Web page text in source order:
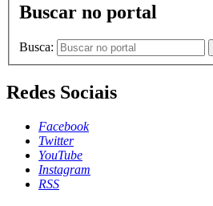
Buscar no portal
Busca:
Redes Sociais
Facebook
Twitter
YouTube
Instagram
RSS